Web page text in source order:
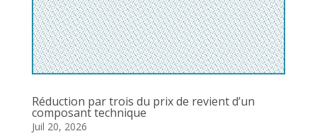
Réduction par trois du prix de revient d’un
composant technique
Juil 20, 2026